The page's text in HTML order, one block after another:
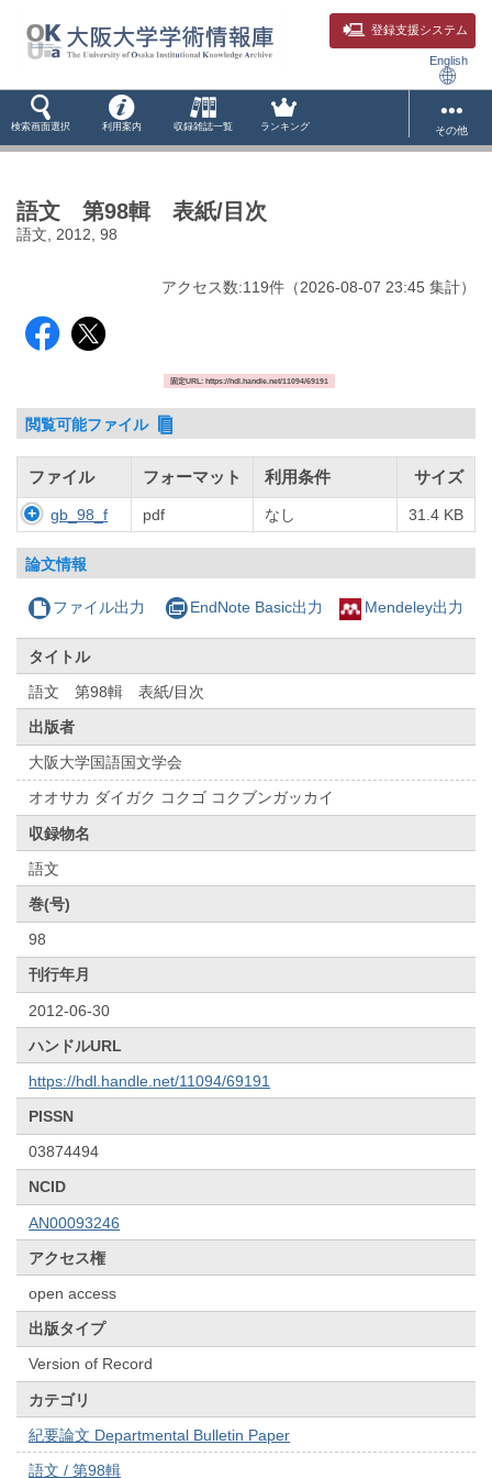
登録支援システム
English
検索画面選択 利用案内 収録雑誌一覧 ランキング その他
語文 第98輯 表紙/目次
語文, 2012, 98
アクセス数:119件 （2026-08-07 23:45 集計）
固定URL: https://hdl.handle.net/11094/69191
閲覧可能ファイル
ファイル フォーマット 利用条件 サイズ
gb_98_f pdf なし 31.4 KB
論文情報
ファイル出力 EndNote Basic出力 Mendeley出力
タイトル
語文 第98輯 表紙/目次
出版者
大阪大学国語国文学会
オオサカ ダイガク コクゴ コクブンガッカイ
収録物名
語文
巻(号)
98
刊行年月
2012-06-30
ハンドルURL
https://hdl.handle.net/11094/69191
PISSN
03874494
NCID
AN00093246
アクセス権
open access
出版タイプ
Version of Record
カテゴリ
紀要論文 Departmental Bulletin Paper
語文 / 第98輯